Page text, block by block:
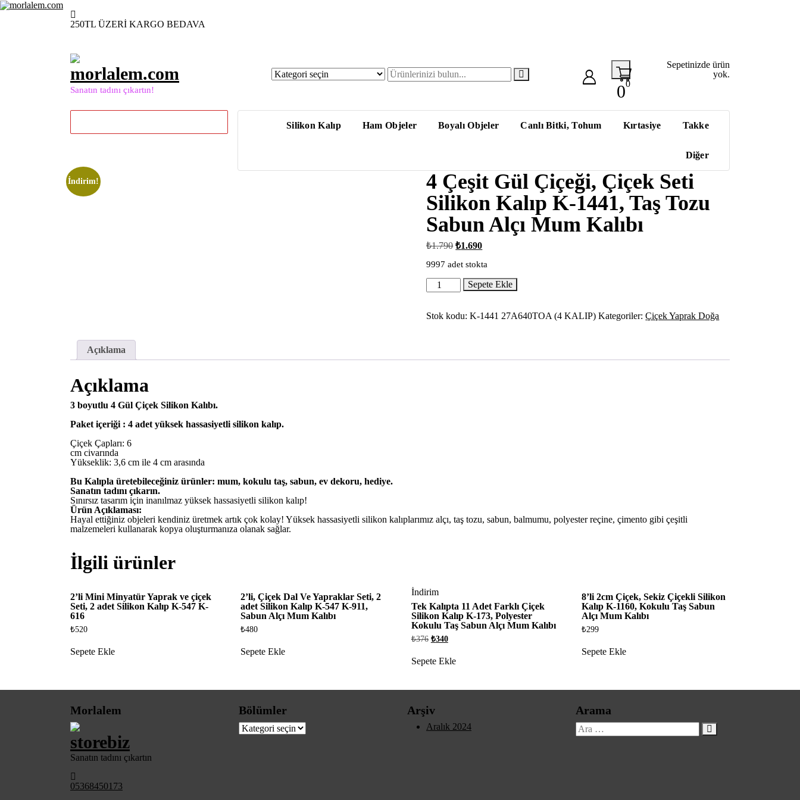
İçeriğe
geç
250TL ÜZERİ KARGO BEDAVA
Sanatın tadını çıkartın! 00
Sepetinizde ürün
yok.
Silikon Kalıp Ham Objeler Boyalı Objeler Canlı Bitki, Tohum Kırtasiye Takke
Diğer
İndirim!
4 Çeşit Gül Çiçeği, Çiçek Seti
Silikon Kalıp K-1441, Taş Tozu
Sabun Alçı Mum Kalıbı
₺1.790 Orijinal
₺1.790.
₺1.690Şu
fiyat:
9997 adet stokta
4
Çeşit
Çiçeği,
Çiçek
K-
Sepete Ekle
Stok kodu:K-1441 27A640TOA (4 KALIP) Kategoriler:Çiçek Yaprak Doğa
Açıklama
Açıklama
3 boyutlu 4 Gül Çiçek Silikon Kalıbı.
Paket içeriği : 4 adet yüksek hassasiyetli silikon kalıp.
Çiçek Çapları: 6
cm civarında
Yükseklik: 3,6 cm ile 4 cm arasında
Bu Kalıpla üretebileceğiniz ürünler: mum, kokulu taş, sabun, ev dekoru, hediye.
Sanatın tadını çıkarın.
Sınırsız tasarım için inanılmaz yüksek hassasiyetli silikon kalıp!
Ürün Açıklaması:
Hayal ettiğiniz objeleri kendiniz üretmek artık çok kolay! Yüksek hassasiyetli silikon kalıplarımız alçı, taş tozu, sabun, balmumu, polyester reçine, çimento gibi çeşitli
malzemeleri kullanarak kopya oluşturmanıza olanak sağlar.
İlgili ürünler
2’li Mini Minyatür Yaprak ve çiçek
Seti, 2 adet Silikon Kalıp K-547 K-
616
₺520
Sepete Ekle
2’li, Çiçek Dal Ve Yapraklar Seti, 2
adet Silikon Kalıp K-547 K-911,
Sabun Alçı Mum Kalıbı
₺480
Sepete Ekle
İndirim
Tek Kalıpta 11 Adet Farklı Çiçek
Silikon Kalıp K-173, Polyester
Kokulu Taş Sabun Alçı Mum Kalıbı
₺376 Orijinal
₺340Şu
₺340.
Sepete Ekle
8’li 2cm Çiçek, Sekiz Çiçekli Silikon
Kalıp K-1160, Kokulu Taş Sabun
Alçı Mum Kalıbı
₺299
Sepete Ekle
Morlalem
Sanatın tadını çıkartın
05368450173
Bölümler
Bölümler
Arşiv
Aralık 2024
Arama
Ara: